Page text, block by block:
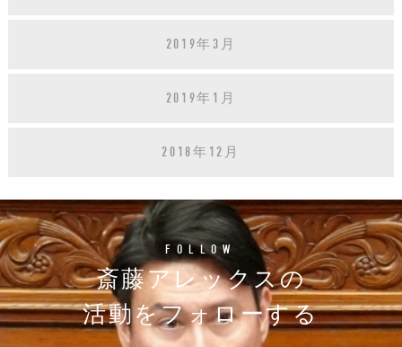
2019年3月
2019年1月
2018年12月
FOLLOW
斎藤アレックスの
活動をフォローする